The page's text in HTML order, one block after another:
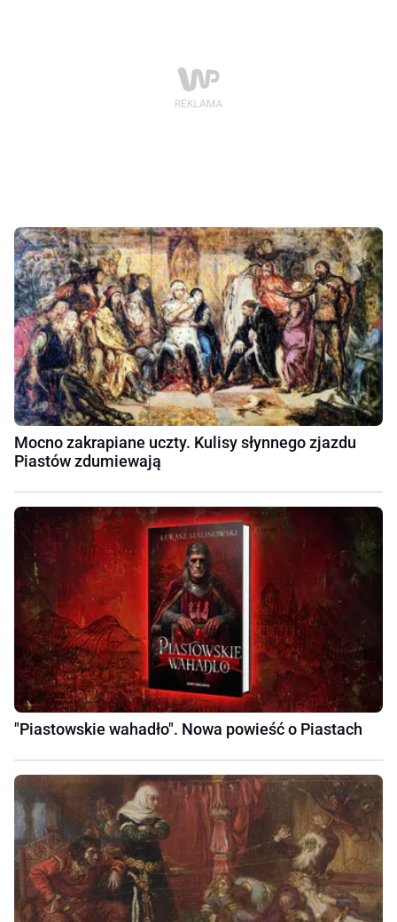
Mocno zakrapiane uczty. Kulisy słynnego zjazdu
Piastów zdumiewają
"Piastowskie wahadło". Nowa powieść o Piastach